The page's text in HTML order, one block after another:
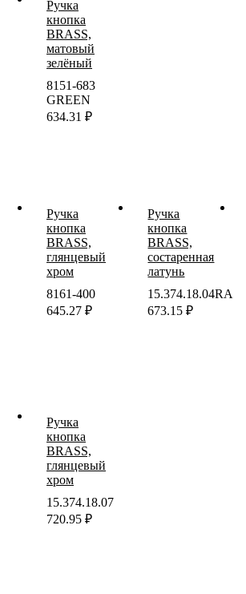
Ручка
кнопка
BRASS,
матовый
зелёный
8151-683
GREEN
634.31 ₽
Ручка
кнопка
BRASS,
глянцевый
хром
8161-400
645.27 ₽
Ручка
кнопка
BRASS,
состаренная
латунь
15.374.18.04RA
673.15₽
Ручка
кнопка
BRASS,
глянцевый
хром
15.374.18.07
720.95 ₽